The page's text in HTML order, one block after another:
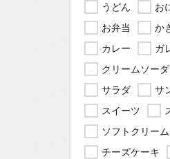
うどん
お
お弁当
か
カレー
ガ
クリームソーダ
サラダ
サ
スイーツ
ソフトクリーム
チーズケーキ